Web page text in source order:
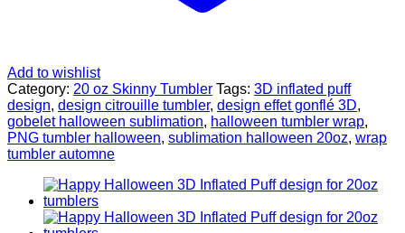
Add to wishlist
Category: 20 oz Skinny Tumbler Tags: 3D inflated puff
design, design citrouille tumbler, design effet gonflé 3D,
gobelet halloween sublimation, halloween tumbler wrap,
PNG tumbler halloween, sublimation halloween 20oz, wrap
tumbler automne